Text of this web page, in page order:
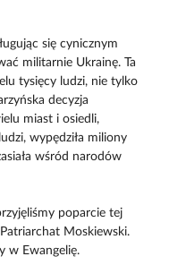
się cynicznym
militarnie Ukrainę. Ta
tysięcy ludzi, nie tylko
decyzja
miast i osiedli,
wypędziła miliony
wśród narodów
poparcie tej
Moskiewski.
w Ewangelię.